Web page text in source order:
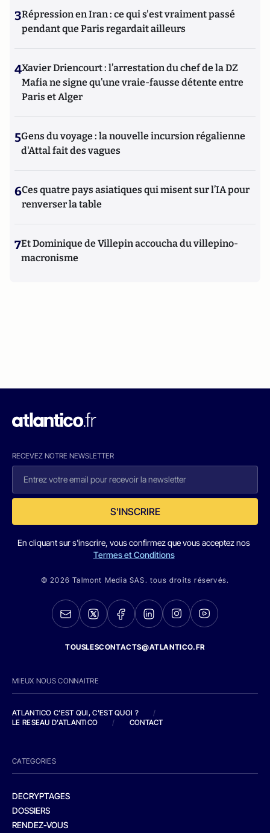
3Répression en Iran : ce qui s'est vraiment passé
pendant que Paris regardait ailleurs
4Xavier Driencourt : l’arrestation du chef de la DZ
Mafia ne signe qu’une vraie-fausse détente entre
Paris et Alger
5Gens du voyage : la nouvelle incursion régalienne
d'Attal fait des vagues
6Ces quatre pays asiatiques qui misent sur l’IA pour
renverser la table
7Et Dominique de Villepin accoucha du villepino-
macronisme
RECEVEZ NOTRE NEWSLETTER
S'INSCRIRE
En cliquant sur s'inscrire, vous confirmez que vous acceptez nos
Termes et Conditions
© 2026 Talmont Media SAS. tous droits réservés.
TOUSLESCONTACTS@ATLANTICO.FR
MIEUX NOUS CONNAITRE
ATLANTICO C'EST QUI, C'EST QUOI ?
/
LE RESEAU D'ATLANTICO
/ CONTACT
CATEGORIES
DECRYPTAGES
DOSSIERS
RENDEZ-VOUS